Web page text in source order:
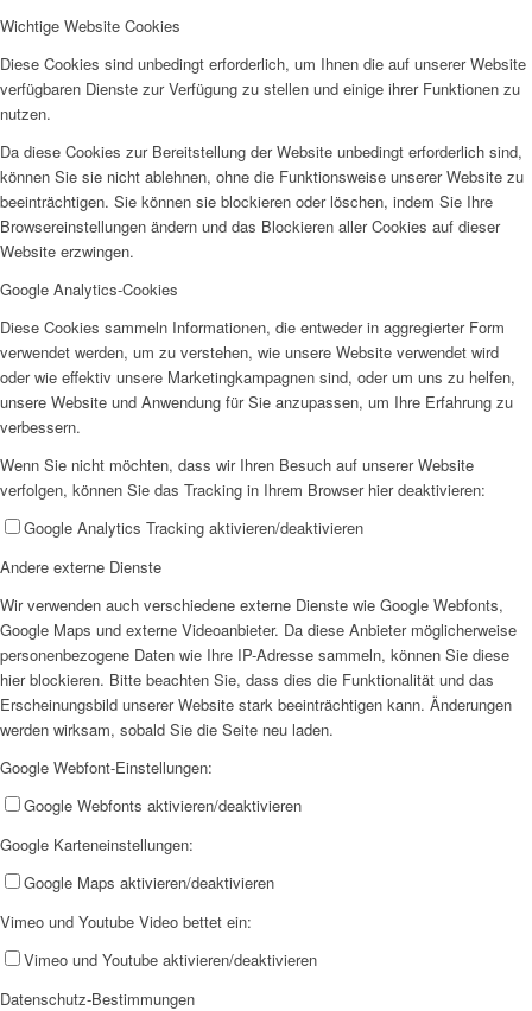
Projekte & Aktionen
Wir als Arbeitgeberin
Ehrenamt
Wichtige Website Cookies
Diese Cookies sind unbedingt erforderlich, um Ihnen die auf unserer Website
verfügbaren Dienste zur Verfügung zu stellen und einige ihrer Funktionen zu
nutzen.
Da diese Cookies zur Bereitstellung der Website unbedingt erforderlich sind,
können Sie sie nicht ablehnen, ohne die Funktionsweise unserer Website zu
beeinträchtigen. Sie können sie blockieren oder löschen, indem Sie Ihre
Browsereinstellungen ändern und das Blockieren aller Cookies auf dieser
Website erzwingen.
Google Analytics-Cookies
Diese Cookies sammeln Informationen, die entweder in aggregierter Form
verwendet werden, um zu verstehen, wie unsere Website verwendet wird
oder wie effektiv unsere Marketingkampagnen sind, oder um uns zu helfen,
unsere Website und Anwendung für Sie anzupassen, um Ihre Erfahrung zu
verbessern.
Wenn Sie nicht möchten, dass wir Ihren Besuch auf unserer Website
verfolgen, können Sie das Tracking in Ihrem Browser hier deaktivieren:
Google Analytics Tracking aktivieren/deaktivieren
Andere externe Dienste
Wir verwenden auch verschiedene externe Dienste wie Google Webfonts,
Google Maps und externe Videoanbieter. Da diese Anbieter möglicherweise
personenbezogene Daten wie Ihre IP-Adresse sammeln, können Sie diese
hier blockieren. Bitte beachten Sie, dass dies die Funktionalität und das
Erscheinungsbild unserer Website stark beeinträchtigen kann. Änderungen
werden wirksam, sobald Sie die Seite neu laden.
Google Webfont-Einstellungen:
Google Webfonts aktivieren/deaktivieren
Google Karteneinstellungen:
Google Maps aktivieren/deaktivieren
Vimeo und Youtube Video bettet ein:
Vimeo und Youtube aktivieren/deaktivieren
Datenschutz-Bestimmungen